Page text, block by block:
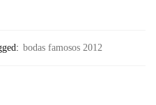
bodas famosos 2012